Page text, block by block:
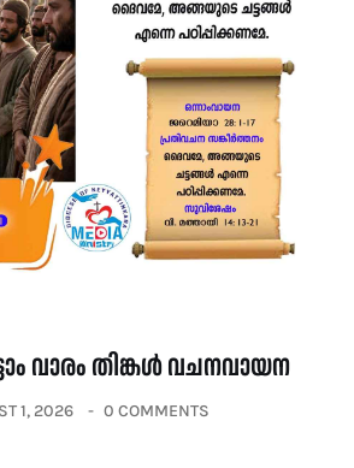
വാരം തിങ്കൾ വചനവായന
1, 2026 0 COMMENTS